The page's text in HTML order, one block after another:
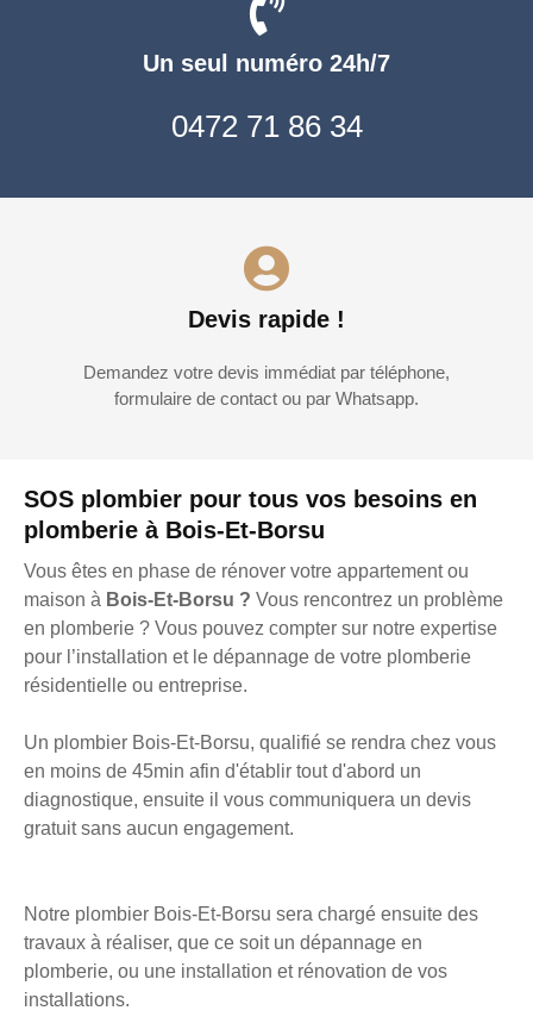
SOS plombier pour tous vos besoins en
plomberie à Bois-Et-Borsu
Vous êtes en phase de rénover votre appartement ou
maison à Bois-Et-Borsu ? Vous rencontrez un problème
en plomberie ? Vous pouvez compter sur notre expertise
pour l’installation et le dépannage de votre plomberie
résidentielle ou entreprise.
Un plombier Bois-Et-Borsu, qualifié se rendra chez vous
en moins de 45min afin d'établir tout d'abord un
diagnostique, ensuite il vous communiquera un devis
gratuit sans aucun engagement.
Notre plombier Bois-Et-Borsu sera chargé ensuite des
travaux à réaliser, que ce soit un dépannage en
plomberie, ou une installation et rénovation de vos
installations.
Un seul numéro 24h/7
0472 71 86 34
Devis rapide !
Demandez votre devis immédiat par téléphone,
formulaire de contact ou par Whatsapp.